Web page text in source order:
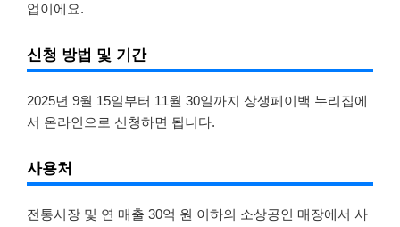
업이에요.
신청 방법 및 기간
2025년 9월 15일부터 11월 30일까지 상생페이백 누리집에
서 온라인으로 신청하면 됩니다.
사용처
전통시장 및 연 매출 30억 원 이하의 소상공인 매장에서 사